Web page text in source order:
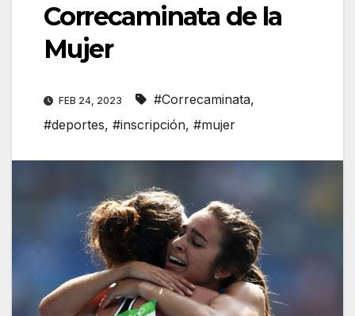
Correcaminata de la
Mujer
FEB 24, 2023 #Correcaminata,
#deportes, #inscripción, #mujer